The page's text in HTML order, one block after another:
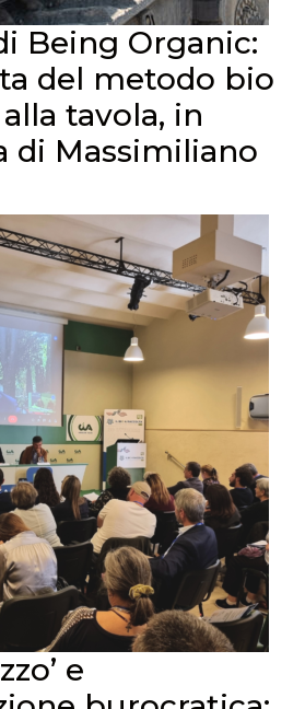
Being Organic:
del metodo bio
tavola, in
di Massimiliano
e